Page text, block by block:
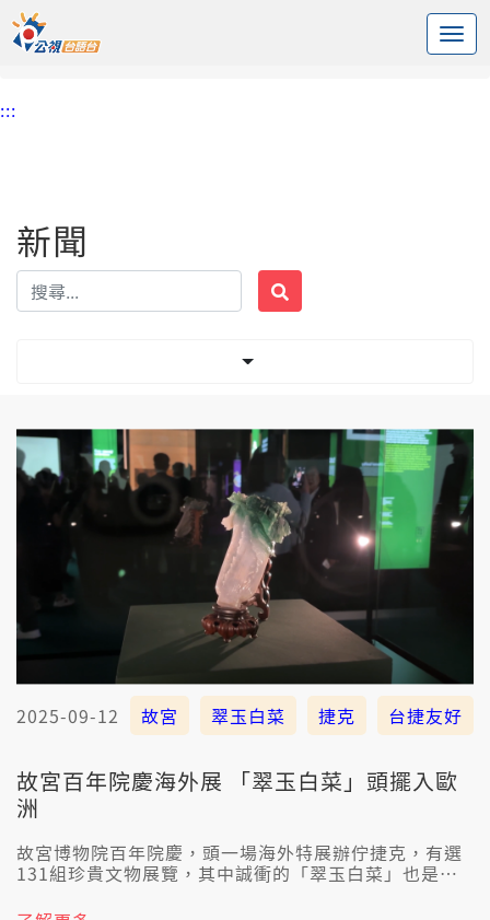
中央內容區塊
頭頁
:::
新聞
2025-09-12 故宮 翠玉白菜 捷克 台捷友好
故宮百年院慶海外展 「翠玉白菜」頭擺入歐
洲
故宮博物院百年院慶，頭一場海外特展辦佇捷克，有選
131組珍貴文物展覽，其中誠衝的「翠玉白菜」也是頭
有出席開幕暗會；抑若咱的外交部長林佳龍、文化部長